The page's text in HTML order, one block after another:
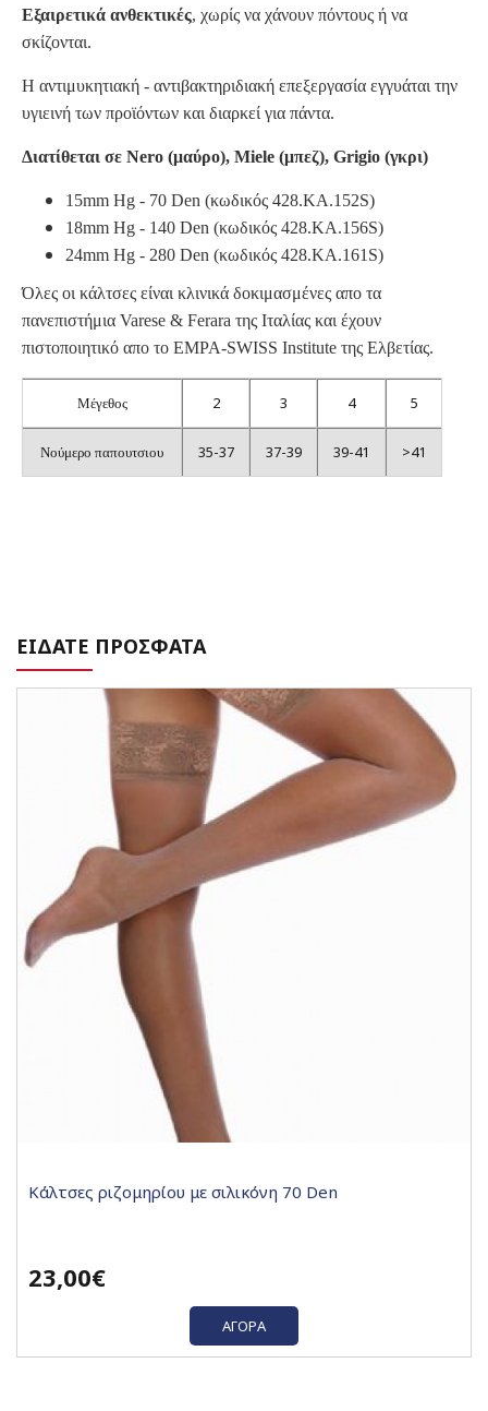
Εξαιρετικά ανθεκτικές, χωρίς να χάνουν πόντους ή να
σκίζονται.
Η αντιμυκητιακή - αντιβακτηριδιακή επεξεργασία εγγυάται την
υγιεινή των προϊόντων και διαρκεί για πάντα.
Διατίθεται σε Nero (μαύρο), Miele (μπεζ), Grigio (γκρι)
15mm Hg - 70 Den (κωδικός 428.KA.152S)
18mm Hg - 140 Den (κωδικός 428.KA.156S)
24mm Hg - 280 Den (κωδικός 428.KA.161S)
Όλες οι κάλτσες είναι κλινικά δοκιμασμένες απο τα
πανεπιστήμια Varese & Ferara της Ιταλίας και έχουν
πιστοποιητικό απο το EMPA-SWISS Institute της Ελβετίας.
Μέγεθος 2 3 4 5
Νούμερο παπουτσιου 35-37 37-39 39-41 >41
ΕΙΔΑΤΕ ΠΡΟΣΦΑΤΑ
Κάλτσες ριζομηρίου με σιλικόνη 70 Den
23,00€
ΑΓΟΡΆ